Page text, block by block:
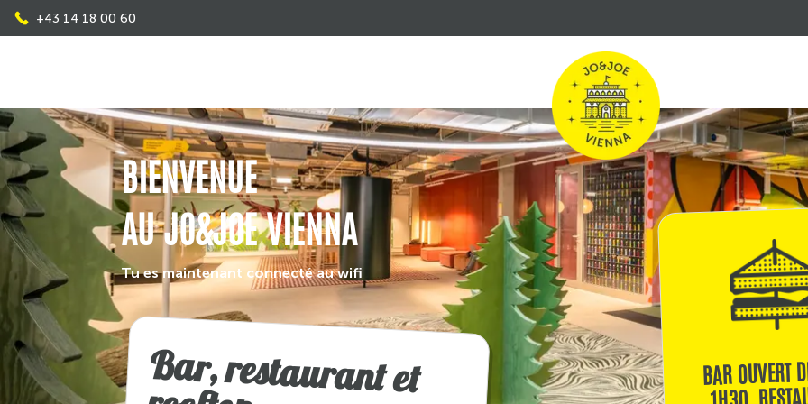
+43 14 18 00 60
BIENVENUE
AU JO&JOE VIENNA
Tu es maintenant connecté au wifi
Bar, restaurant et BAR OUVERT